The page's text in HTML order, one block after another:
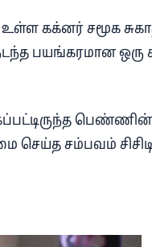
கக்னர் சமூக
பயங்கரமான
பெண்ணின்
சம்பவம்